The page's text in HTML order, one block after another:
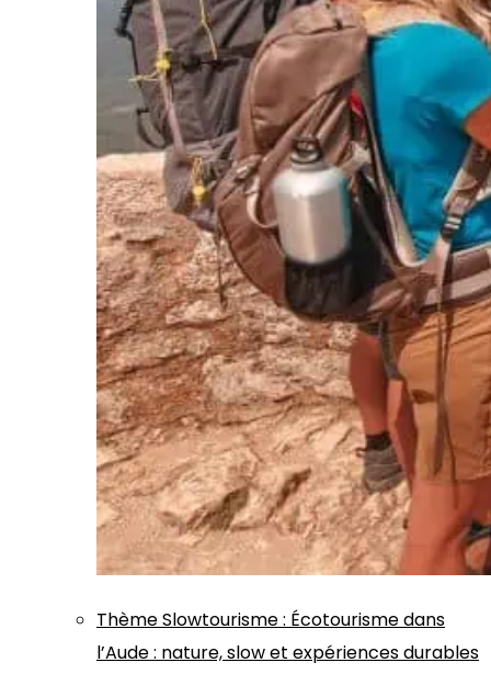
ThèmeSlowtourisme: Écotourisme dans
l’Aude : nature, slow et expériences durables